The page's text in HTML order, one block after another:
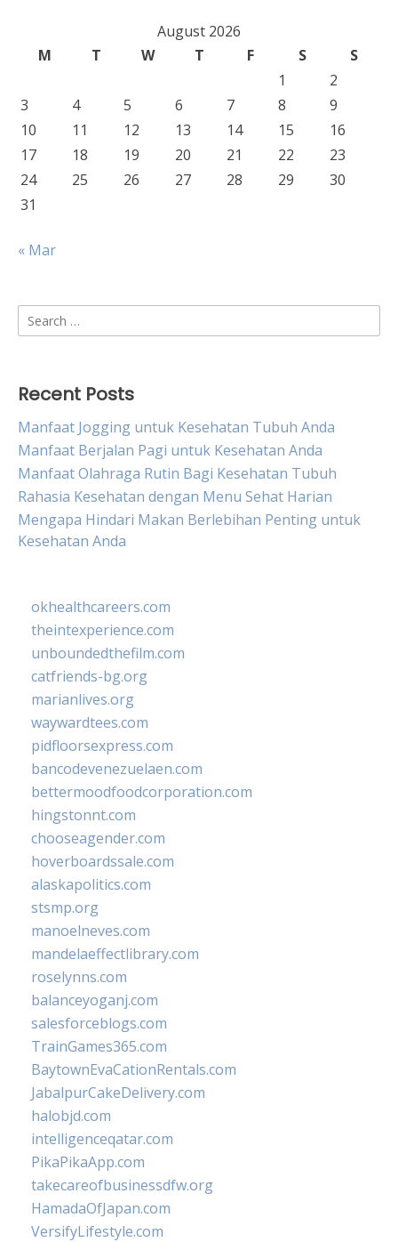
August 2026
M
T W T F S
S
1
2
3
4 5 6 7 8
9
10
11 12 13 14 15
16
17
18 19 20 21 22
23
24
25 26 27 28 29
30
31
« Mar
Search
for:
Recent Posts
Manfaat Jogging untuk Kesehatan Tubuh Anda
Manfaat Berjalan Pagi untuk Kesehatan Anda
Manfaat Olahraga Rutin Bagi Kesehatan Tubuh
Rahasia Kesehatan dengan Menu Sehat Harian
Mengapa Hindari Makan Berlebihan Penting untuk
Kesehatan Anda
okhealthcareers.com
theintexperience.com
unboundedthefilm.com
catfriends-bg.org
marianlives.org
waywardtees.com
pidfloorsexpress.com
bancodevenezuelaen.com
bettermoodfoodcorporation.com
hingstonnt.com
chooseagender.com
hoverboardssale.com
alaskapolitics.com
stsmp.org
manoelneves.com
mandelaeffectlibrary.com
roselynns.com
balanceyoganj.com
salesforceblogs.com
TrainGames365.com
BaytownEvaCationRentals.com
JabalpurCakeDelivery.com
halobjd.com
intelligenceqatar.com
PikaPikaApp.com
takecareofbusinessdfw.org
HamadaOfJapan.com
VersifyLifestyle.com